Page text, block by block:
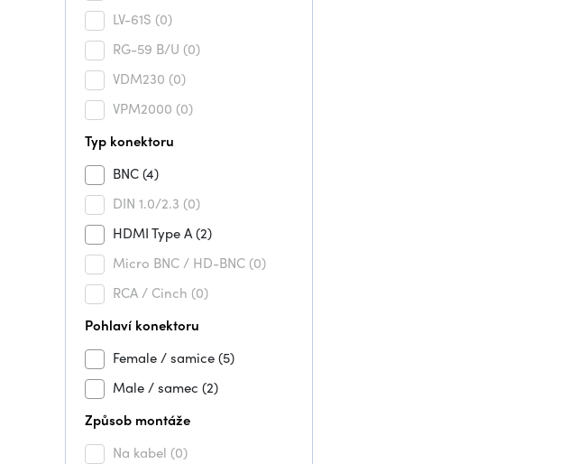
LV-61S (0)
RG-59 B/U (0)
VDM230 (0)
VPM2000 (0)
Typ konektoru
BNC(4)
DIN 1.0/2.3 (0)
HDMI Type A(2)
Micro BNC / HD-BNC (0)
RCA / Cinch (0)
Pohlaví konektoru
Female / samice(5)
Male / samec (2)
Způsob montáže
Na kabel (0)